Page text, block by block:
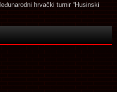
hrvački turnir “Husinski